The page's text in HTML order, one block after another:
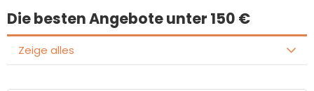
Die besten Angebote unter 150 €
Zeige alles